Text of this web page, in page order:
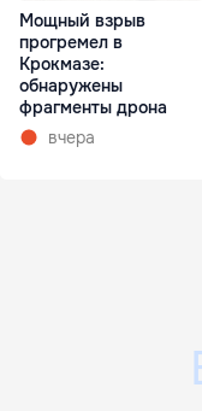
Мощный взрыв
прогремел в
Крокмазе:
обнаружены
фрагменты дрона
вчера